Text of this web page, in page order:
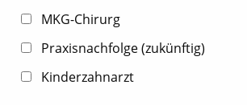
MKG-Chirurg
Praxisnachfolge (zukünftig)
Kinderzahnarzt